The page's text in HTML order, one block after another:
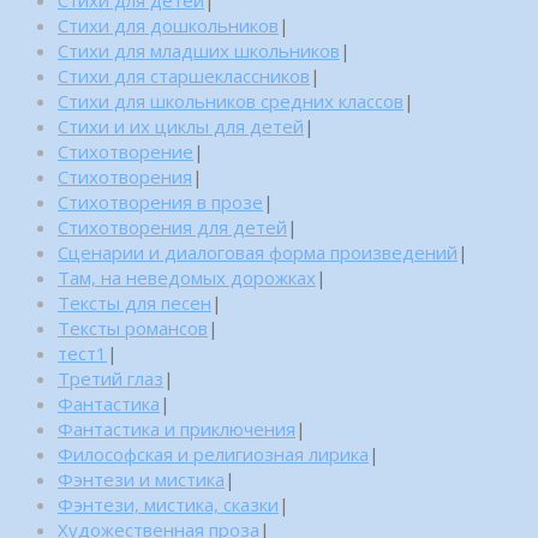
Стихи для дошкольников |
Стихи для младших школьников |
Стихи для старшеклассников |
Стихи для школьников средних классов |
Стихи и их циклы для детей |
Стихотворение |
Стихотворения |
Стихотворения в прозе |
Стихотворения для детей |
Сценарии и диалоговая форма произведений |
Там, на неведомых дорожках |
Тексты для песен |
Тексты романсов |
тест1 |
Третий глаз |
Фантастика |
Фантастика и приключения |
Философская и религиозная лирика |
Фэнтези и мистика |
Фэнтези, мистика, сказки |
Художественная проза |